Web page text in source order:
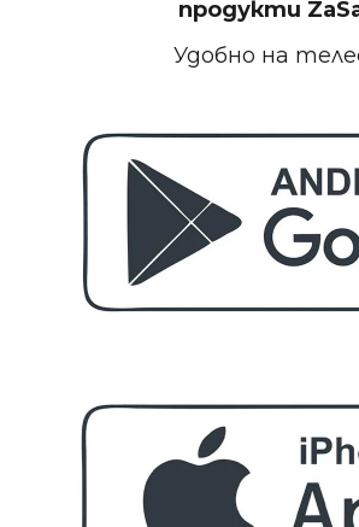
Пила за полиране
За поръчка над € 40.00 (78.23 лв.)
продукти
Удобно на